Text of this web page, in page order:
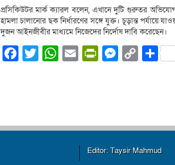
প্রসিকিউটর মার্ক ক্যারল বলেন, এখানে দুটি গুরুতর অভিযোগ
হামলা চালানোর ছক নির্ধারণের সঙ্গে যুক্ত। চূড়ান্ত পর্যায়ে
দুজন আইনজীবীর মাধ্যমে নিজেদের নির্দোষ দাবি করেছেন।
Facebook
Twitter
WhatsApp
Email Copy
Editor: Taysir Mahmud